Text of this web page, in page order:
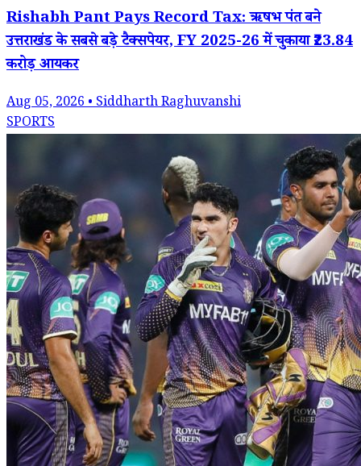
Rishabh Pant Pays Record Tax: ऋषभ पंत बने
उत्तराखंड के सबसे बड़े टैक्सपेयर, FY 2025-26 में चुकाया ₹23.84
करोड़ आयकर
Aug 05, 2026 • Siddharth Raghuvanshi
SPORTS